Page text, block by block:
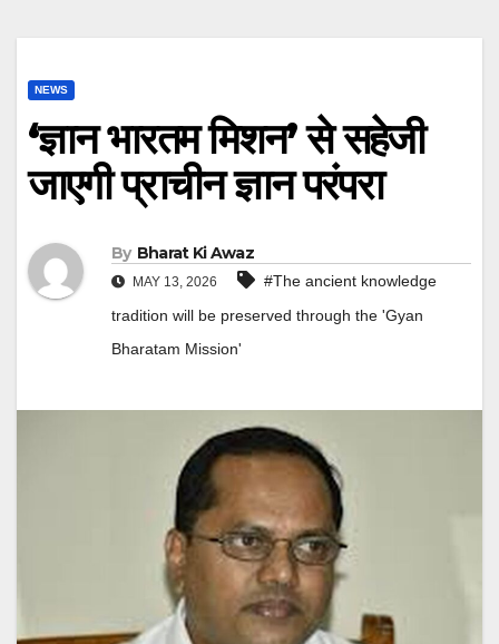
NEWS
‘ज्ञान भारतम मिशन’ से सहेजी
जाएगी प्राचीन ज्ञान परंपरा
By Bharat Ki Awaz
MAY 13, 2026
#The ancient knowledge
tradition will be preserved through the 'Gyan
Bharatam Mission'